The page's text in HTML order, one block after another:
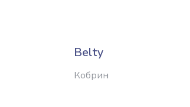
Belty
Кобрин